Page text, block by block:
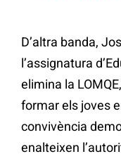
D’altra banda,
l’assignatura
elimina la
formar els joves
convivència
enalteixen